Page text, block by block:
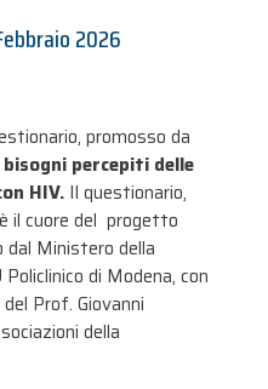
2026
promosso da
percepiti delle
HIV. Il questionario,
il cuore del progetto
dal Ministero della
di Modena, con
Prof. Giovanni
della